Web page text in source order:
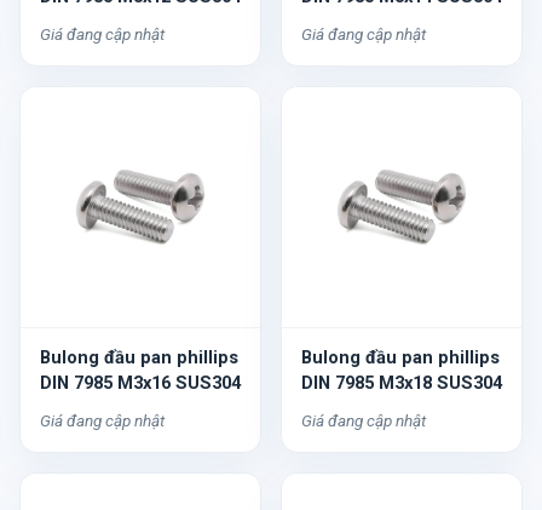
Giá đang cập nhật Giá đang cập nhật
Bulong đầu pan phillips
DIN 7985 M3x16 SUS304
Giá đang cập nhật
Bulong đầu pan phillips
DIN 7985 M3x18 SUS304
Giá đang cập nhật